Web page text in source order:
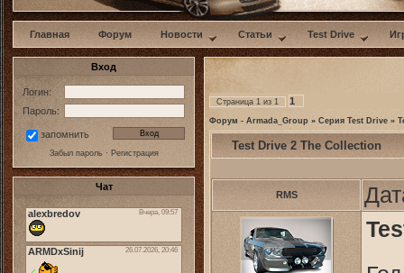
Главная Форум Новости Статьи Test Drive
Вход
Логин:
Пароль:
запомнить
Забыл пароль· Регистрация
Чат
Страница 1 из 1 1
Форум - Armada_Group » Серия Test Drive »
Test Drive 2 The Collection
RMS